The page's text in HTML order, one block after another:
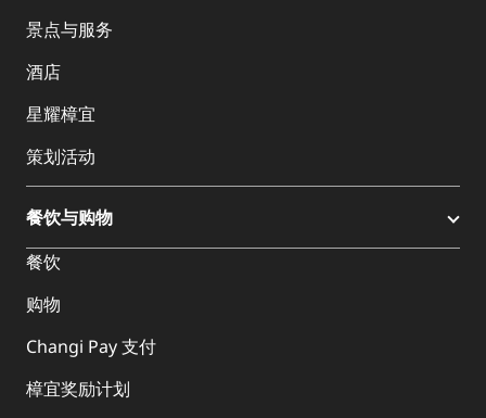
景点与服务
酒店
星耀樟宜
策划活动
餐饮与购物
餐饮
购物
Changi Pay 支付
樟宜奖励计划